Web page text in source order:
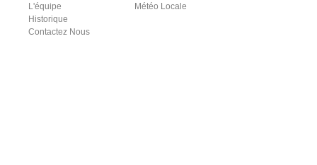
L'équipe
Historique
Contactez Nous
Météo Locale